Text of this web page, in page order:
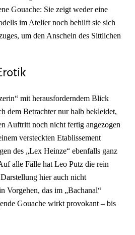
Gouache: Sie zeigt weder eine
im Atelier noch behilft sie sich
um den Anschein des Sittlichen
mit herausforderndem Blick
dem Betrachter nur halb bekleidet,
Auftritt noch nicht fertig angezogen
versteckten Etablissement
des „Lex Heinze“ ebenfalls ganz
alle Fälle hat Leo Putz die rein
hier auch nicht
Vorgehen, das im „Bachanal“
Gouache wirkt provokant – bis